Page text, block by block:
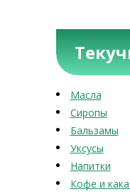
Масла
Сиропы
Бальзамы
Уксусы
Напитки
Кофе и